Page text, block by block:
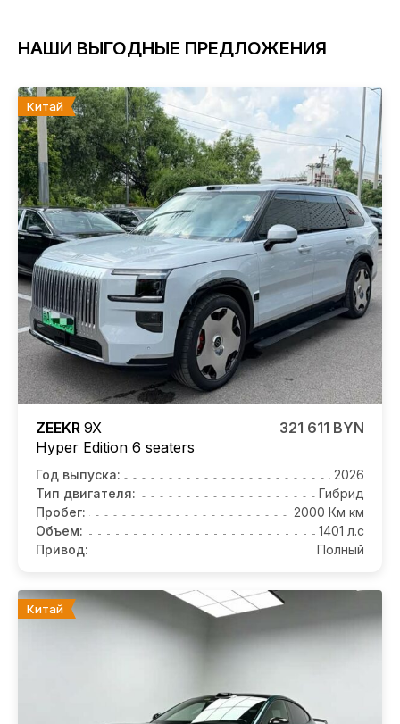
НАШИ ВЫГОДНЫЕ ПРЕДЛОЖЕНИЯ
Китай
ZEEKR 9X
Hyper Edition 6 seaters
321 611 BYN
Год выпуска:
2026
Тип двигателя:
Гибрид
Пробег:
2000 Км км
Объем:
1401 л.с
Привод:
Полный
Китай